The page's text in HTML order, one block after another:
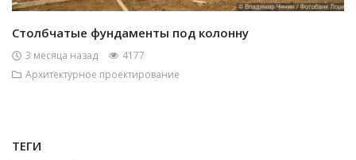
Столбчатые фундаменты под колонну
3 месяца назад
4177
Архитектурное проектирование
ТЕГИ